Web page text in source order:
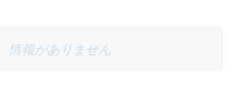
情報がありません